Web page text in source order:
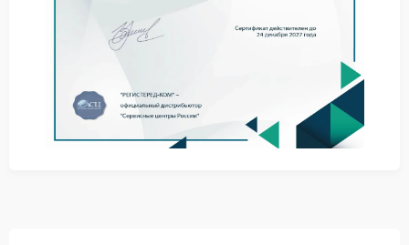
Иногда проблема возникает из-за смещения
внутренних элементов или вибрации.
перегрев проводников;
ослабление контактов;
вибрация внутри корпуса.
Сервис Powercom помогает определить участки